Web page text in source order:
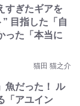
すぎたギアを
目指した「自
った「本当に
猫田 猫之介
魚だった！ ル
「アユイン